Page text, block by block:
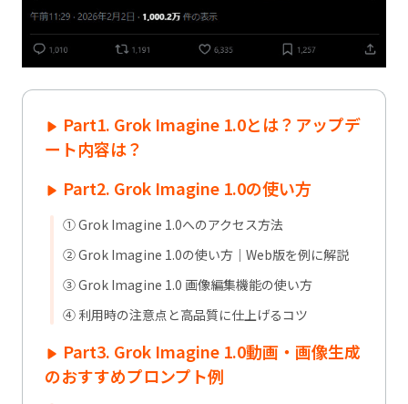
Part1. Grok Imagine 1.0とは？アップデ
ート内容は？
Part2. Grok Imagine 1.0の使い方
① Grok Imagine 1.0へのアクセス方法
② Grok Imagine 1.0の使い方｜Web版を例に解説
③ Grok Imagine 1.0 画像編集機能の使い方
④ 利用時の注意点と高品質に仕上げるコツ
Part3. Grok Imagine 1.0動画・画像生成
のおすすめプロンプト例